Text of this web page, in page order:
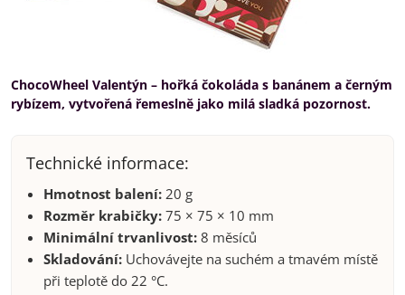
ChocoWheel Valentýn – hořká čokoláda s banánem a černým
rybízem, vytvořená řemeslně jako milá sladká pozornost.
Technické informace:
Hmotnost balení: 20 g
Rozměr krabičky: 75 × 75 × 10 mm
Minimální trvanlivost: 8 měsíců
Skladování: Uchovávejte na suchém a tmavém místě
při teplotě do 22 °C.